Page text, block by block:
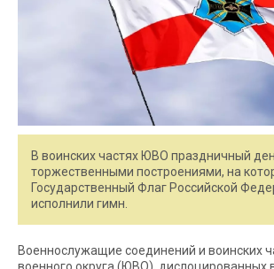
В воинских частях ЮВО праздничный
торжественными построениями, на
Государственный Флаг Российской
исполнили гимн.
Военнослужащие соединений и воинских